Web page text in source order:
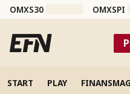
OMXS30 OMXSPI
START PLAY